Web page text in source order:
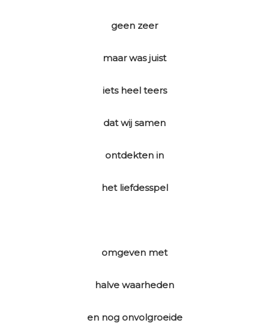
geen zeer
maar was juist
iets heel teers
dat wij samen
ontdekten in
het liefdesspel
omgeven met
halve waarheden
en nog onvolgroeide